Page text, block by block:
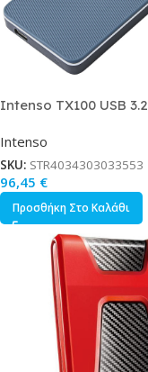
Intenso TX100 USB 3.2
Μπλε
Intenso
SKU: STR4034303033553
96,45 €
Προσθήκη Στο Καλάθι